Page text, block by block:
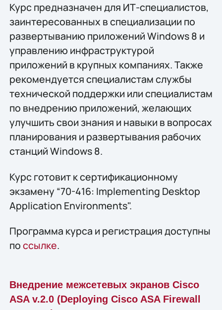
Курс предназначен для ИТ-специалистов,
заинтересованных в специализации по
развертыванию приложений Windows 8 и
управлению инфраструктурой
приложений в крупных компаниях. Также
рекомендуется специалистам службы
технической поддержки или специалистам
по внедрению приложений, желающих
улучшить свои знания и навыки в вопросах
планирования и развертывания рабочих
станций Windows 8.
Курс готовит к сертификационному
экзамену “70-416: Implementing Desktop
Application Environments".
Программа курса и регистрация доступны
поссылке.
Внедрение межсетевых экранов Cisco
ASA v.2.0 (Deploying Cisco ASA Firewall